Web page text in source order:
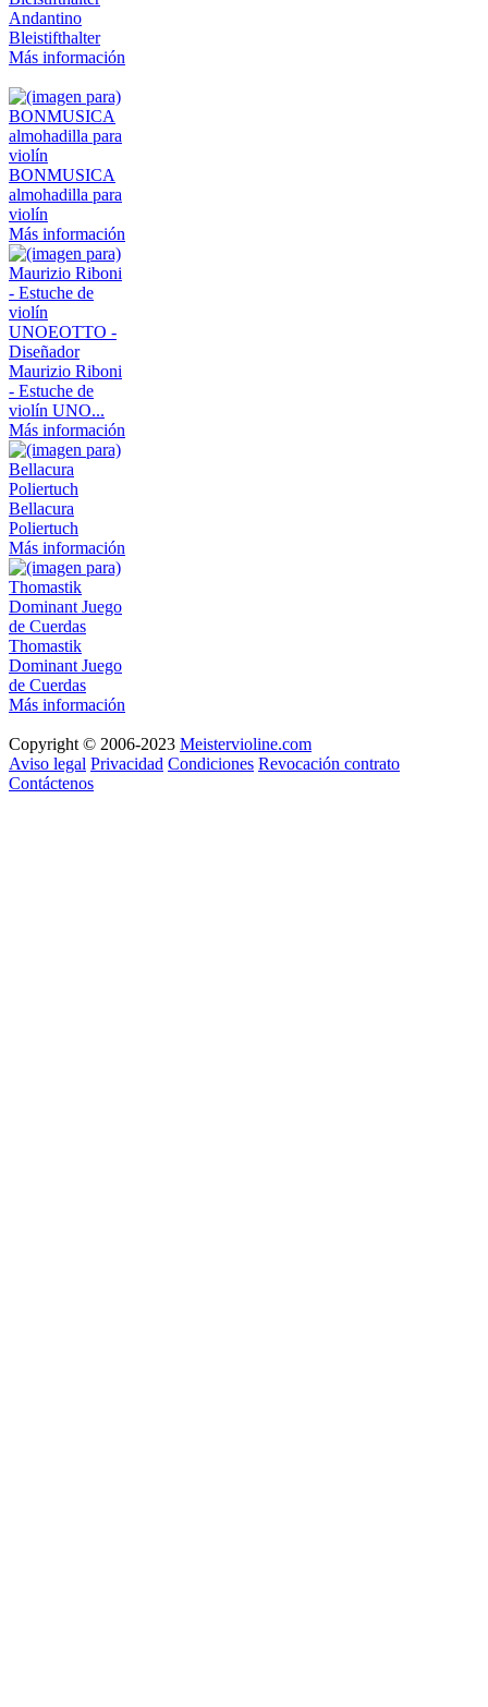
Andantino
Bleistifthalter
Más información
BONMUSICA
almohadilla para
violín
Más información
Maurizio Riboni
- Estuche de
violín UNO...
Más información
Bellacura
Poliertuch
Más información
Thomastik
Dominant Juego
de Cuerdas
Más información
Copyright © 2006-2023 Meistervioline.com
Aviso legal Privacidad Condiciones Revocación contrato
Contáctenos